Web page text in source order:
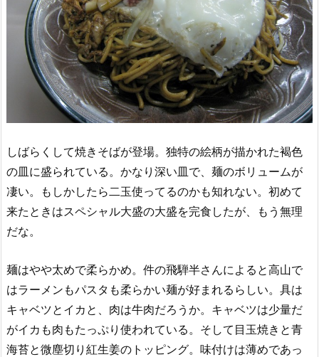
しばらくして焼きそばが登場。独特の絵柄が描かれた褐色
の皿に盛られている。かなり深い皿で、麺のボリュームが
凄い。もしかしたら二玉使ってるのかも知れない。初めて
来たときはスペシャル大盛の大盛を完食したが、もう無理
だな。
麺はやや太めで柔らかめ。件の飛騨半さんによると高山で
はラーメンもパスタも柔らかい麺が好まれるらしい。具は
キャベツとイカと、肉は牛肉だろうか。キャベツは少量だ
がイカも肉もたっぷり使われている。そして目玉焼きと青
海苔と微塵切り紅生姜のトッピング。味付けは薄めであっ